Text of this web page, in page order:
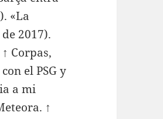
«La
2017).
Corpas,
el PSG y
a mi
↑